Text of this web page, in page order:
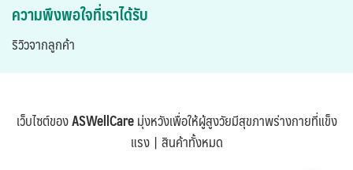
ความพึงพอใจที่เราได้รับ
ริวิวจากลูกค้า
เว็บไซต์ของASWellCareมุ่งหวังเพื่อให้ผู้สูงวัยมีสุขภาพร่างกายที่แข็ง
แรง | สินค้าทั้งหมด